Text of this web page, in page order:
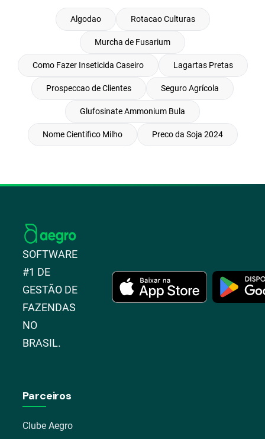
Algodao Rotacao Culturas
Murcha de Fusarium
Como Fazer Inseticida Caseiro Lagartas Pretas
Prospeccao de Clientes Seguro Agrícola
Glufosinate Ammonium Bula
Nome Cientifico Milho Preco da Soja 2024
SOFTWARE
#1 DE
GESTÃO DE
FAZENDAS
NO
BRASIL.
Parceiros
Clube Aegro